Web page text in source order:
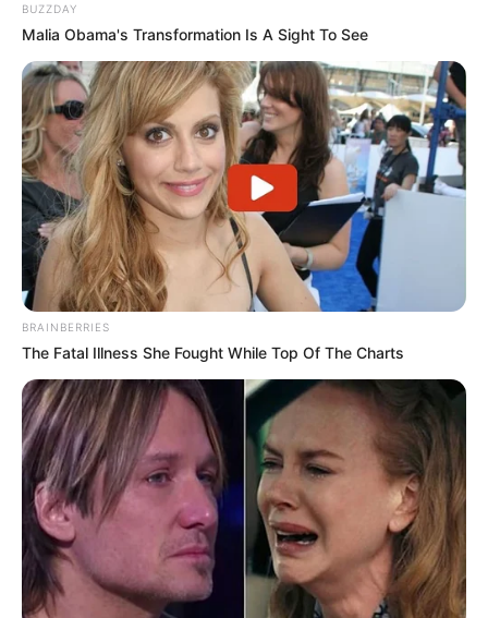
BUZZDAY
Malia Obama's Transformation Is A Sight To See
BRAINBERRIES
The Fatal Illness She Fought While Top Of The Charts